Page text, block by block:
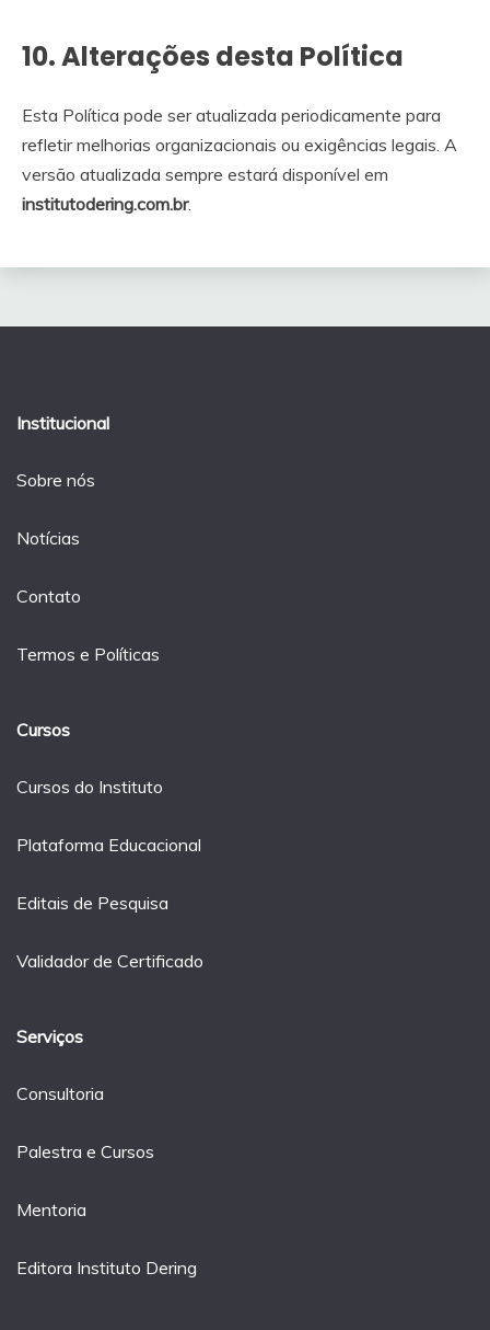
10. Alterações desta Política
Esta Política pode ser atualizada periodicamente para
refletir melhorias organizacionais ou exigências legais. A
versão atualizada sempre estará disponível em
institutodering.com.br.
Institucional
Sobre nós
Notícias
Contato
Termos e Políticas
Cursos
Cursos do Instituto
Plataforma Educacional
Editais de Pesquisa
Validador de Certificado
Serviços
Consultoria
Palestra e Cursos
Mentoria
Editora Instituto Dering